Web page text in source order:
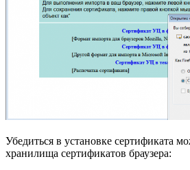
Убедиться в установке сертификата
хранилища сертификатов браузера: